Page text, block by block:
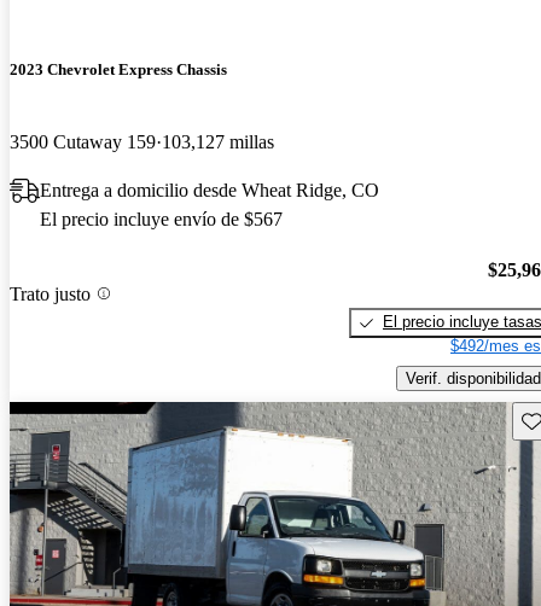
2023 Chevrolet Express Chassis
3500 Cutaway 159 103,127 millas
Entrega a domicilio desde Wheat Ridge, CO
El precio incluye envío de $567
Trato justo
El precio incluye tasas
$492/mes
Verif. disponibilidad